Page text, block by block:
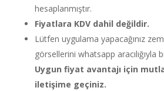
hesaplanmıştır.
Fiyatlara KDV dahil değildir.
Lütfen uygulama yapacağınız
görsellerini whatsapp aracılığıyla
Uygun fiyat avantajı için
iletişime geçiniz.